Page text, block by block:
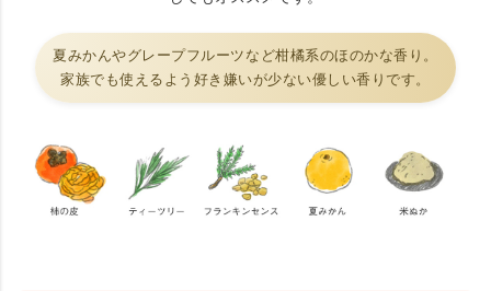
夏みかんやグレープフルーツなど柑橘系のほのかな香り。
家族でも使えるよう好き嫌いが少ない優しい香りです。